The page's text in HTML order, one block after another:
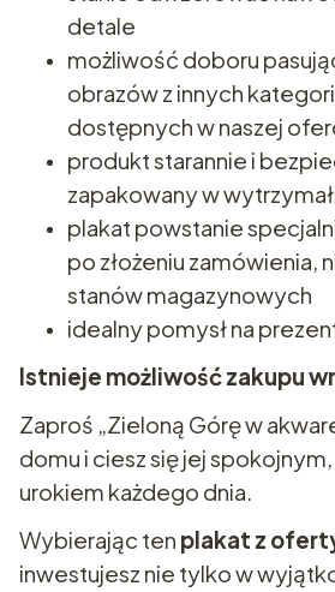
detale
możliwość doboru
obrazów z innych
dostępnych w naszej
produkt starannie i
zapakowany w
plakat powstanie
po złożeniu zamówienia,
stanów magazynowych
idealny pomysł na
Istnieje możliwość zakupu
Zaproś „Zieloną Górę w
domu i ciesz się jej
urokiem każdego dnia.
Wybierając ten plakat z
inwestujesz nie tylko w